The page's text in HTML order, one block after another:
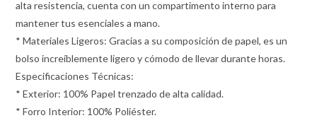
alta resistencia, cuenta con un compartimento interno para
mantener tus esenciales a mano.
* Materiales Ligeros: Gracias a su composición de papel, es un
bolso increíblemente ligero y cómodo de llevar durante horas.
Especificaciones Técnicas:
* Exterior: 100% Papel trenzado de alta calidad.
* Forro Interior: 100% Poliéster.